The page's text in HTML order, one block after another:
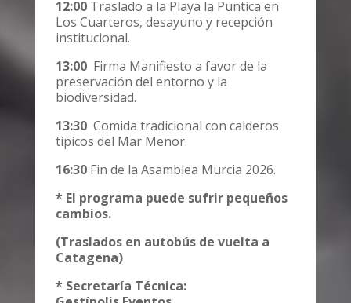
12:00Traslado a la Playa la Puntica en
Los Cuarteros, desayuno y recepción
institucional.
13:00 Firma Manifiesto a favor de la
preservación del entorno y la
biodiversidad.
13:30Comida tradicional con calderos
típicos del Mar Menor.
16:30Fin de la Asamblea Murcia 2026.
* El programa puede sufrir pequeños
cambios.
(Traslados en autobús de vuelta a
Catagena)
* Secretaría Técnica: